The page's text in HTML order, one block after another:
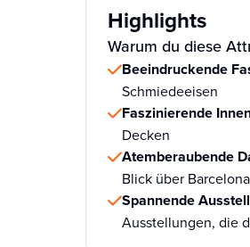
Highlights
Warum du diese
Beeindruckende
Schmiedeeisen
Faszinierende
Decken
Atemberaubende
Blick über Barcelona
Spannende
Ausstellungen, die